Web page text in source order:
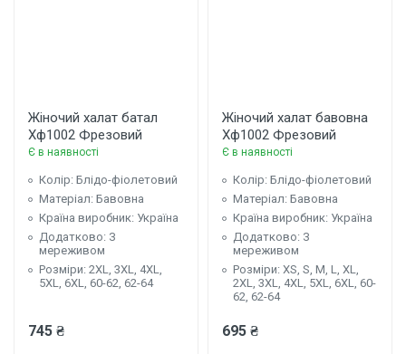
Жіночий халат батал
Хф1002 Фрезовий
Є в наявності
Колір: Блідо-фіолетовий
Матеріал: Бавовна
Країна виробник: Україна
Додатково: З
мереживом
Розміри: 2XL, 3XL, 4XL,
5XL, 6XL, 60-62, 62-64
745 ₴
Жіночий халат бавовна
Хф1002 Фрезовий
Є в наявності
Колір: Блідо-фіолетовий
Матеріал: Бавовна
Країна виробник: Україна
Додатково: З
мереживом
Розміри: XS, S, М, L, XL,
2XL, 3XL, 4XL, 5XL, 6XL, 60-
62, 62-64
695 ₴